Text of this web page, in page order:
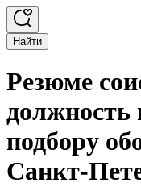
Найти
Резюме
должность
подбору
Санкт-